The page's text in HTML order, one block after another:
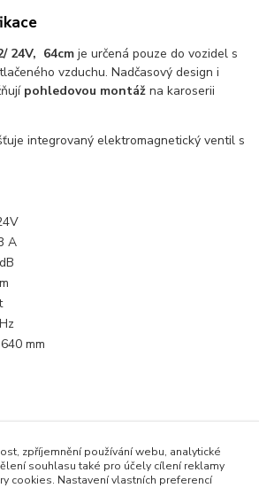
24V, 64cm je určená pouze do vozidel s
vzduchu. Nadčasový design i
pohledovou montáž na karoserii
integrovaný elektromagnetický ventil s
A
mm
zpříjemnění používání webu, analytické
souhlasu také pro účely cílení reklamy
cookies. Nastavení vlastních preferencí